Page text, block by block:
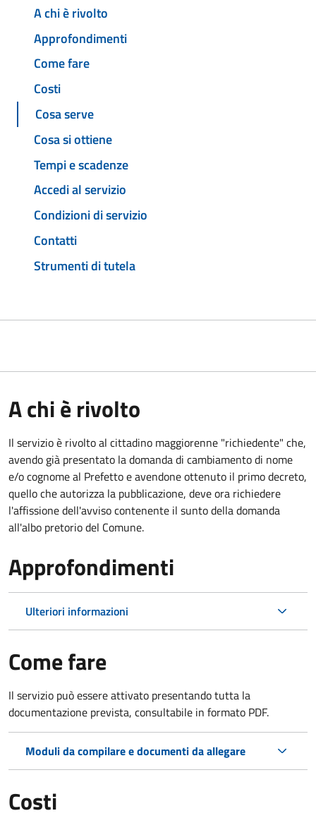
A chi è rivolto
Approfondimenti
Come fare
Costi
Cosa serve
Cosa si ottiene
Tempi e scadenze
Accedi al servizio
Condizioni di servizio
Contatti
Strumenti di tutela
A chi è rivolto
Il servizio è rivolto al cittadino maggiorenne "richiedente" che,
avendo già presentato la domanda di cambiamento di nome
e/o cognome al Prefetto e avendone ottenuto il primo decreto,
quello che autorizza la pubblicazione, deve ora richiedere
l'affissione dell'avviso contenente il sunto della domanda
all'albo pretorio del Comune.
Approfondimenti
Ulteriori informazioni
Come fare
Il servizio può essere attivato presentando tutta la
documentazione prevista, consultabile in formato PDF.
Moduli da compilare e documenti da allegare
Costi